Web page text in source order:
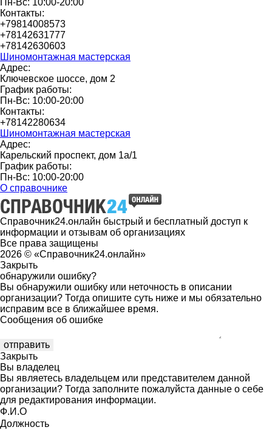
Пн-Вс: 10:00-20:00
Контакты:
+79814008573
+78142631777
+78142630603
Шиномонтажная мастерская
Адрес:
Ключевское шоссе, дом 2
График работы:
Пн-Вс: 10:00-20:00
Контакты:
+78142280634
Шиномонтажная мастерская
Адрес:
Карельский проспект, дом 1а/1
График работы:
Пн-Вс: 10:00-20:00
О справочнике
Справочник24.онлайн быстрый и бесплатный доступ к
информации и отзывам об организациях
Все права защищены
2026 © «Справочник24.онлайн»
Закрыть
обнаружили ошибку?
Вы обнаружили ошибку или неточность в описании
организации? Тогда опишите суть ниже и мы обязательно
исправим все в ближайшее время.
Сообщения об ошибке
Закрыть
Вы владелец
Вы являетесь владельцем или представителем данной
организации? Тогда заполните пожалуйста данные о себе
для редактирования информации.
Ф.И.О
Должность